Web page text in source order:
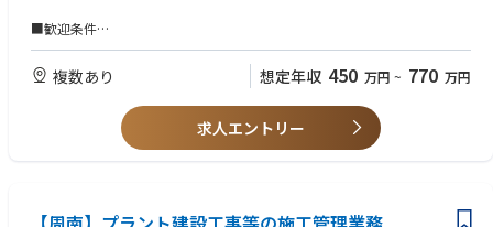
・電力業界の構造課題に対し、営業戦略からアプローチできるポジション
です
・成長中の主力事業と新規事業、両方の拡大に関われます
・事業と組織のスケールを支える仕組みづくりを主導できます
・フルリモート×フレックスで、柔軟な働き方が可能です
【オンボーディング】
■施工管理業務など
■企業紹介
☆頼れる人材と確かな技術で創る、「笑顔と感動」を全てのお客様へ☆
出光エンジアリングは、長年にわたって出光グループの製油所・石油化学
工場のプラント設計、運転、保全に携わってきました。設備をもっと安全
に、もっと安定して稼働させるにはどうすればいいのか。省エネや環境負
現状に満足することなく、多様な面からより良い設備の姿を目指し、追及
■歓迎条件
・危険物・石油・化学関連施設の工事経験をお持ちの方
・大型タンク開放検査経験や配管工事の施工管理経験をお持ちの方
・機械保全技能士（機械系）、酸欠硫化水素危険作業主任者、足場作業主
・固定観念にとらわれず、柔軟な発想で新しいものを生み出す人
複数あり 想定年収 450 万円 ~ 770 万円
求人エントリー